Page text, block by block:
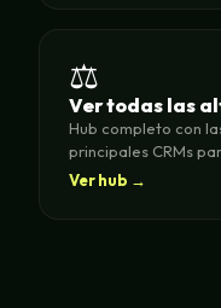
⚖️
Ver todas las
Hub completo con
principales CRMs
Ver hub →